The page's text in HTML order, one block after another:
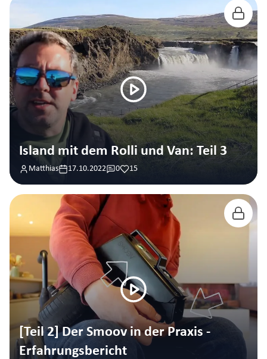
Island mit dem Rolli und Van: Teil 3
Matthias 17.10.2022 0 15
[Teil 2] Der Smoov in der Praxis -
Erfahrungsbericht